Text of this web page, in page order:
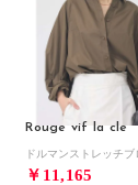
Rouge vif la cle
￥11,165